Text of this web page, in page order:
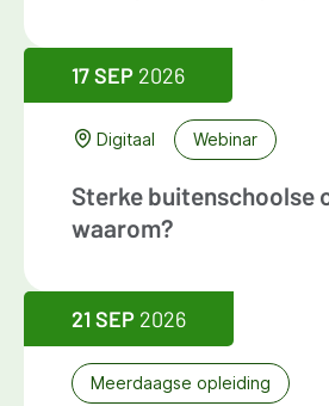
17 SEP 2026
Digitaal Webinar
Sterke buitenschoolse
waarom?
21 SEP 2026
Meerdaagse opleiding